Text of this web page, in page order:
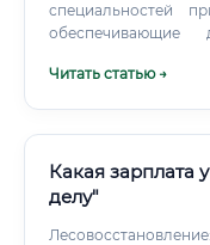
специальностей
обеспечивающие
соглашениям; Программы по восстановлению лесов
отрасли требует
Исчезнет ли
Читать статью →
Какая зарплата
делу"